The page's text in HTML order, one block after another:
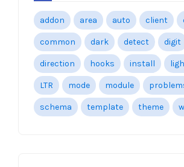
addon area auto client
common dark detect digit
direction hooks install
LTR mode module
schema template theme